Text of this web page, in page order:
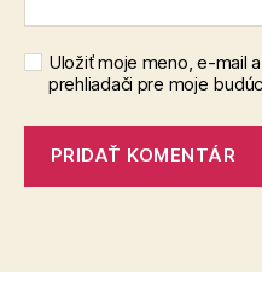
Uložiť moje meno, e-mail
prehliadači pre moje